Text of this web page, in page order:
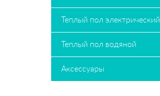
Теплый пол электрический
Теплый пол водяной
Аксессуары